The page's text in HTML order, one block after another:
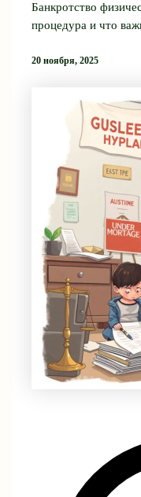
Банкротство
процедура и что
20 ноября, 2025